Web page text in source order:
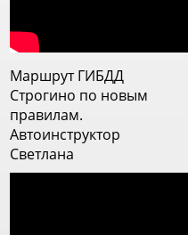
инструктор прям заинтересован
стороны и прорабатывает их.
Теперь меня она напутствовала
на самостоятельное вождение и
я ей очень благодарна
Маршрут ГИБДД
Строгино по новым
правилам.
Автоинструктор
Светлана